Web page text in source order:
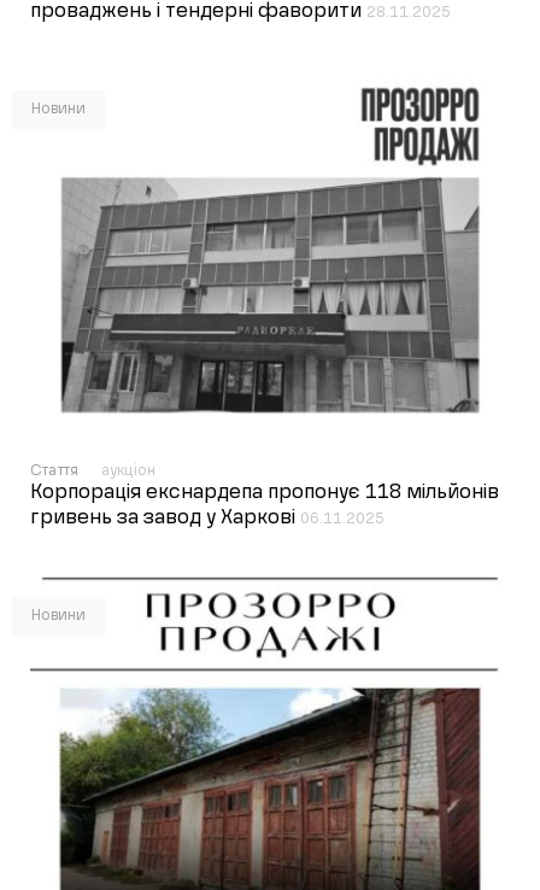
проваджень і тендерні фаворити 28.11.2025
Новини
Стаття аукціон
Корпорація екснардепа пропонує 118 мільйонів
гривень за завод у Харкові 06.11.2025
Новини